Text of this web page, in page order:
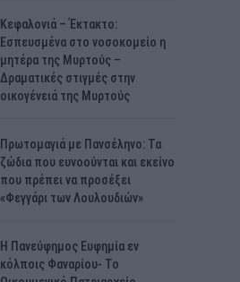
Κεφαλονιά – Έκτακτο:
Εσπευσμένα στο νοσοκομείο η
μητέρα της Μυρτούς –
Δραματικές στιγμές στην
οικογένειά της Μυρτούς
Πρωτομαγιά με Πανσέληνο: Τα
ζώδια που ευνοούνται και εκείνο
που πρέπει να προσέξει
«Φεγγάρι των Λουλουδιών»
H Πανεύφημος Ευφημία εν
κόλποις Φαναρίου- Το